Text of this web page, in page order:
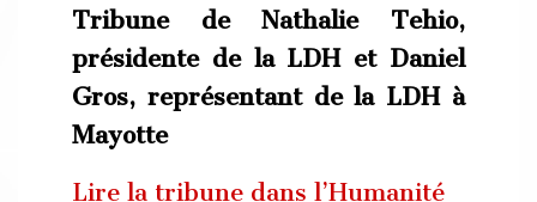
Tribune de Nathalie Tehio,
présidente de la LDH et Daniel
Gros, représentant de la LDH à
Mayotte
Lire la tribune dans l’Humanité